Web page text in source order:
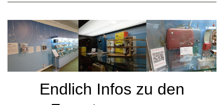
Endlich Infos zu den